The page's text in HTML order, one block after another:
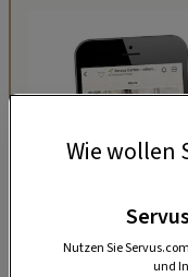
Wie wollen
Nutzen Sie
und